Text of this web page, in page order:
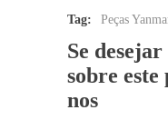
Tag: Peças
Se
sobre
nos